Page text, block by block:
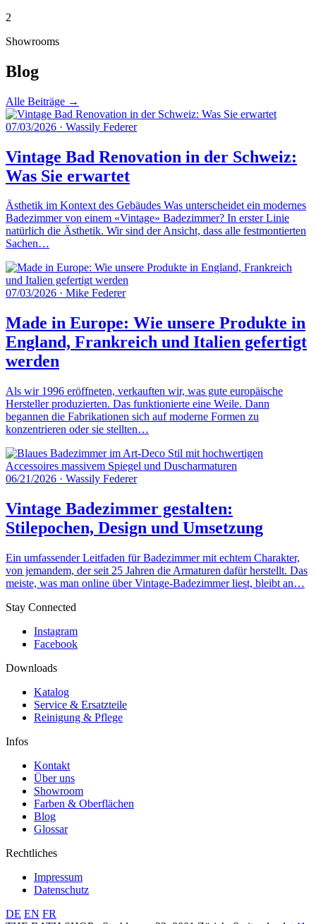
2
Showrooms
Blog
Alle Beiträge →
07/03/2026 · Wassily Federer
Vintage Bad Renovation in der Schweiz:
Was Sie erwartet
Ästhetik im Kontext des Gebäudes Was unterscheidet ein modernes
Badezimmer von einem «Vintage» Badezimmer? In erster Linie
natürlich die Ästhetik. Wir sind der Ansicht, dass alle festmontierten
Sachen…
07/03/2026 · Mike Federer
Made in Europe: Wie unsere Produkte in
England, Frankreich und Italien gefertigt
werden
Als wir 1996 eröffneten, verkauften wir, was gute europäische
Hersteller produzierten. Das funktionierte eine Weile. Dann
begannen die Fabrikationen sich auf moderne Formen zu
konzentrieren oder sie stellten…
06/21/2026 · Wassily Federer
Vintage Badezimmer gestalten:
Stilepochen, Design und Umsetzung
Ein umfassender Leitfaden für Badezimmer mit echtem Charakter,
von jemandem, der seit 25 Jahren die Armaturen dafür herstellt. Das
meiste, was man online über Vintage-Badezimmer liest, bleibt an…
Stay Connected
Instagram
Facebook
Downloads
Katalog
Service & Ersatzteile
Reinigung & Pflege
Infos
Kontakt
Über uns
Showroom
Farben & Oberflächen
Blog
Glossar
Rechtliches
Impressum
Datenschutz
DE EN FR